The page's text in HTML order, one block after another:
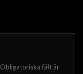
Obligatoriska fält är